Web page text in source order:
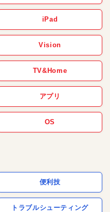
iPad
Vision
TV&Home
アプリ
OS
便利技
トラブルシューティング